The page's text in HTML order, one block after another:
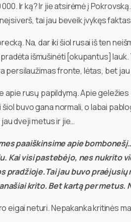
Ir ką? Ir jie atsirėmė į
tai jau beveik įvykęs
Na, dar iki šiol rusai iš ten
išmušinėti [okupantus]
persilaužimas fronte, lėtas, bet
apie rusų papildymą. Apie
šiol buvo gana normali, o labai
dveji metus ir jie…
paaiškinsime apie
Kai visi pastebėjo, nes nukrito
pradžioje.Tai jau buvo
krito. Bet kartą per metus.
eigai neturi. Nepakanka kritinės